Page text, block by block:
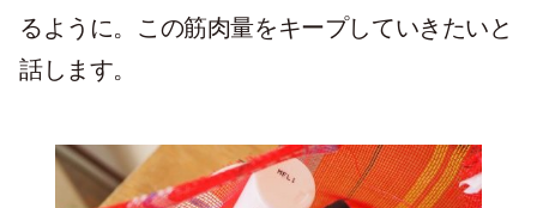
るように。この筋肉量をキープしていきたいと
話します。